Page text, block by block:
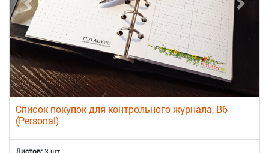
Список покупок для контрольного журнала, B6
(Personal)